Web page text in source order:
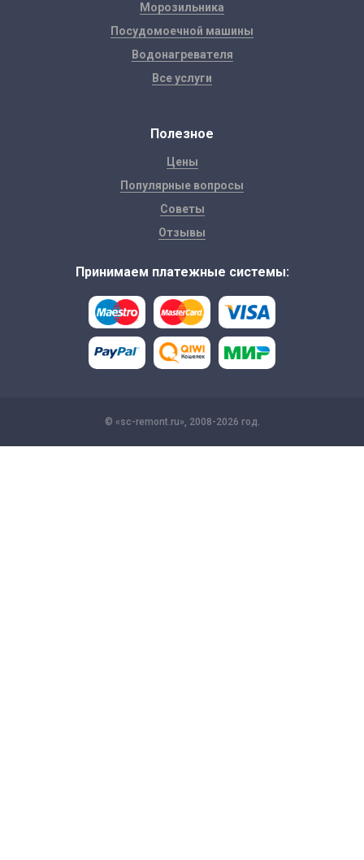
Морозильника
Посудомоечной машины
Водонагревателя
Все услуги
Полезное
Цены
Популярные вопросы
Советы
Отзывы
Принимаем платежные системы:
© «sc-remont.ru», 2008-2026 год.